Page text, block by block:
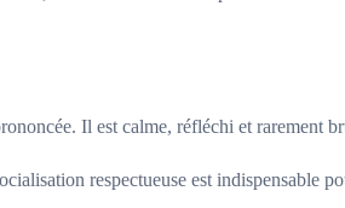
Il est calme, réfléchi et rarement
respectueuse est indispensable